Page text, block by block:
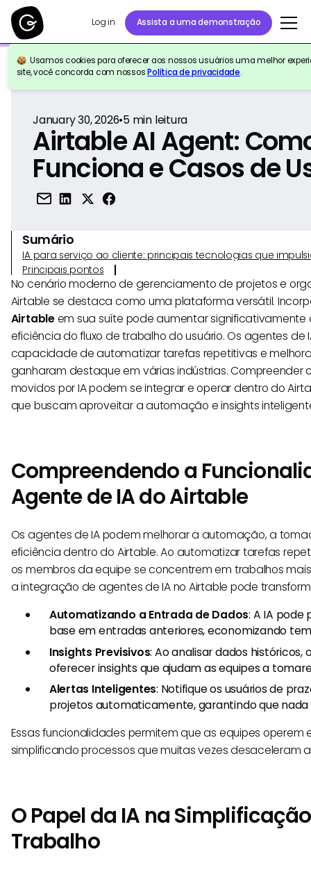
Log in Assista a uma demonstração
Usamos cookies para oferecer aos nossos usuários uma melhor
site, você concorda com nossosPolítica de privacidade.
Voltar para a referência
January 30, 2026•5min leitura
Airtable AI Agent:
Funciona e Casos de
Sumário
IA para serviço ao cliente: principais tecnologias que
Principais pontos
No cenário moderno de gerenciamento de projetos e
Airtable se destaca como uma plataforma versátil.
Airtableem sua suíte pode aumentar
eficiência do fluxo de trabalho do usuário. Os agentes de
capacidade de automatizar tarefas repetitivas e
ganharam destaque em várias indústrias. Compreender
movidos por IA podem se integrar e operar dentro do
que buscam aproveitar a automação e insights
Compreendendo a
Agente de IA do Airtable
Os agentes de IA podem melhorar a automação, a
eficiência dentro do Airtable. Ao automatizar tarefas
os membros da equipe se concentrem em trabalhos
a integração de agentes de IA no Airtable pode
Automatizando a Entrada de Dados: A IA
base em entradas anteriores, economizando
Insights Previsivos: Ao analisar dados históricos,
oferecer insights que ajudam as equipes a
Alertas Inteligentes: Notifique os usuários de
projetos automaticamente, garantindo que nada
Essas funcionalidades permitem que as equipes operem
simplificando processos que muitas vezes desaceleram
O Papel da IA na
Trabalho